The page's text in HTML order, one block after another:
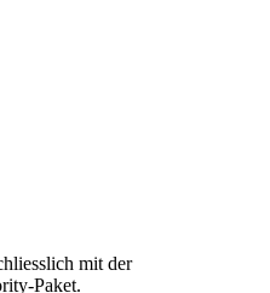
mit der
Paket.